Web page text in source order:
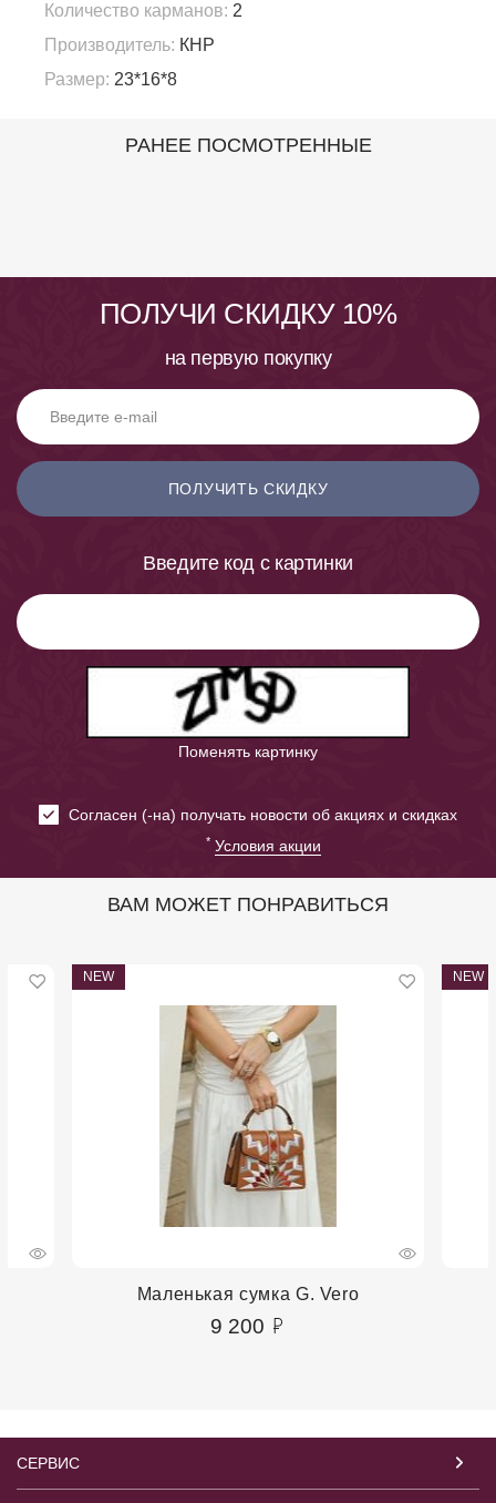
Количество карманов: 2
Производитель: КНР
Размер: 23*16*8
РАНЕЕ ПОСМОТРЕННЫЕ
ПОЛУЧИ СКИДКУ 10%
на первую покупку
ПОЛУЧИТЬ СКИДКУ
Введите код с картинки
Поменять картинку
Cогласен (-на) получать новости об акциях и скидках
* Условия акции
ВАМ МОЖЕТ ПОНРАВИТЬСЯ
NEW
Маленькая сумка G. Vero
9 200
NEW
СЕРВИС